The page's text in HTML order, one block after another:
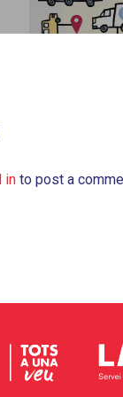
in to post a